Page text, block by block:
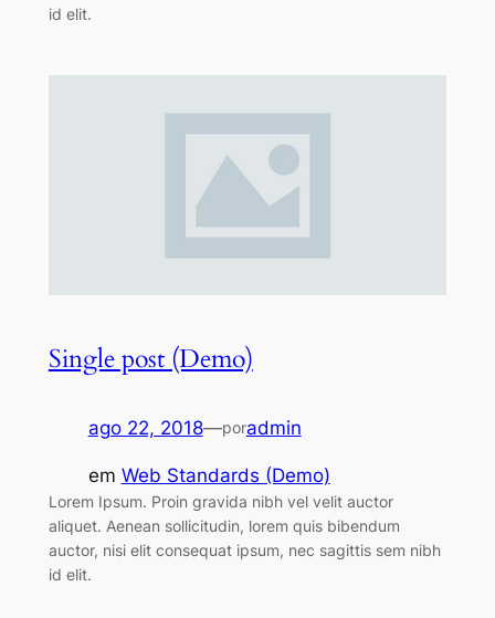
id elit.
Single post (Demo)
ago 22, 2018—poradmin
em Web Standards (Demo)
Lorem Ipsum. Proin gravida nibh vel velit auctor
aliquet. Aenean sollicitudin, lorem quis bibendum
auctor, nisi elit consequat ipsum, nec sagittis sem nibh
id elit.